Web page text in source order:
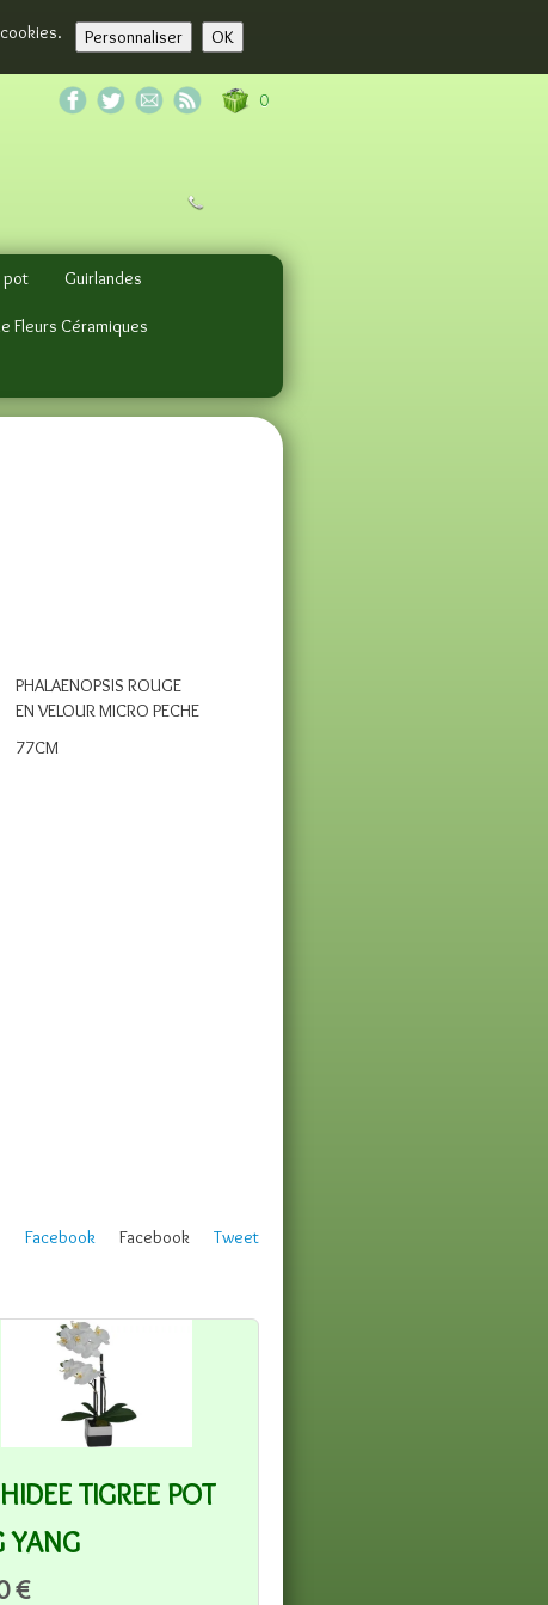
Personnaliser OK
0
pot Guirlandes
Fleurs Céramiques
PHALAENOPSIS ROUGE
EN VELOUR MICRO PECHE
77CM
Tweet
Facebook
Facebook
TIGREE POT
YANG
€